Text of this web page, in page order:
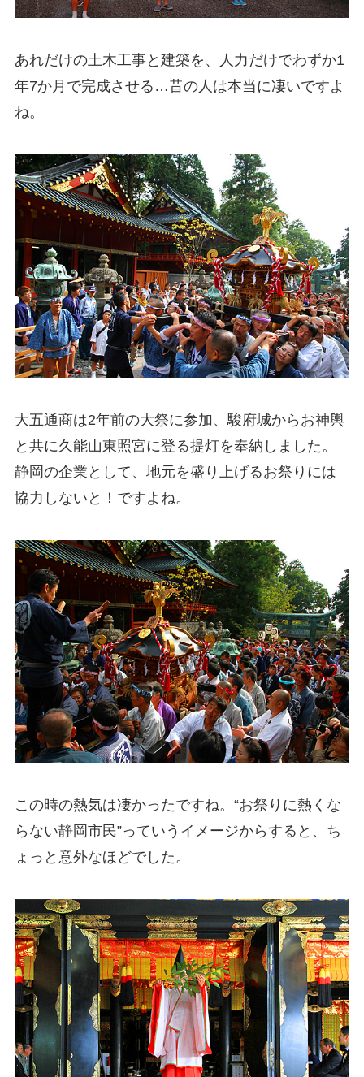
あれだけの土木工事と建築を、人力だけでわずか1
年7か月で完成させる…昔の人は本当に凄いですよ
ね。
大五通商は2年前の大祭に参加、駿府城からお神輿
と共に久能山東照宮に登る提灯を奉納しました。
静岡の企業として、地元を盛り上げるお祭りには
協力しないと！ですよね。
この時の熱気は凄かったですね。“お祭りに熱くな
らない静岡市民”っていうイメージからすると、ち
ょっと意外なほどでした。